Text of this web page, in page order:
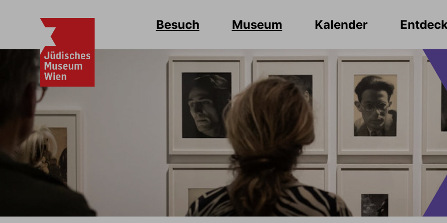
Besuch Museum Kalender